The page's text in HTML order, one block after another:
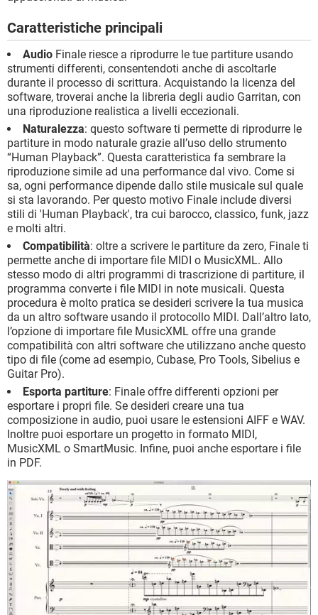
Caratteristiche principali
Audio Finale riesce a riprodurre le tue partiture usando
strumenti differenti, consentendoti anche di ascoltarle
durante il processo di scrittura. Acquistando la licenza del
software, troverai anche la libreria degli audio Garritan, con
una riproduzione realistica a livelli eccezionali.
Naturalezza: questo software ti permette di riprodurre le
partiture in modo naturale grazie all’uso dello strumento
“Human Playback”. Questa caratteristica fa sembrare la
riproduzione simile ad una performance dal vivo. Come si
sa, ogni performance dipende dallo stile musicale sul quale
si sta lavorando. Per questo motivo Finale include diversi
stili di 'Human Playback', tra cui barocco, classico, funk, jazz
e molti altri.
Compatibilità: oltre a scrivere le partiture da zero, Finale ti
permette anche di importare file MIDI o MusicXML. Allo
stesso modo di altri programmi di trascrizione di partiture, il
programma converte i file MIDI in note musicali. Questa
procedura è molto pratica se desideri scrivere la tua musica
da un altro software usando il protocollo MIDI. Dall’altro lato,
l’opzione di importare file MusicXML offre una grande
compatibilità con altri software che utilizzano anche questo
tipo di file (come ad esempio, Cubase, Pro Tools, Sibelius e
Guitar Pro).
Esporta partiture: Finale offre differenti opzioni per
esportare i propri file. Se desideri creare una tua
composizione in audio, puoi usare le estensioni AIFF e WAV.
Inoltre puoi esportare un progetto in formato MIDI,
MusicXML o SmartMusic. Infine, puoi anche esportare i file
in PDF.